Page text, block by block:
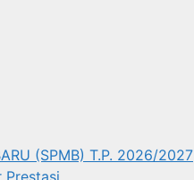
(SPMB) T.P. 2026/2027
Prestasi